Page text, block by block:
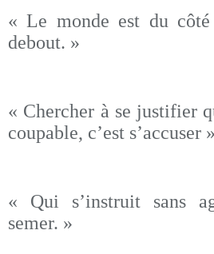
« Le monde est du
debout. »
« Chercher à se justifier
coupable, c’est s’accuser
« Qui s’instruit sans
semer. »